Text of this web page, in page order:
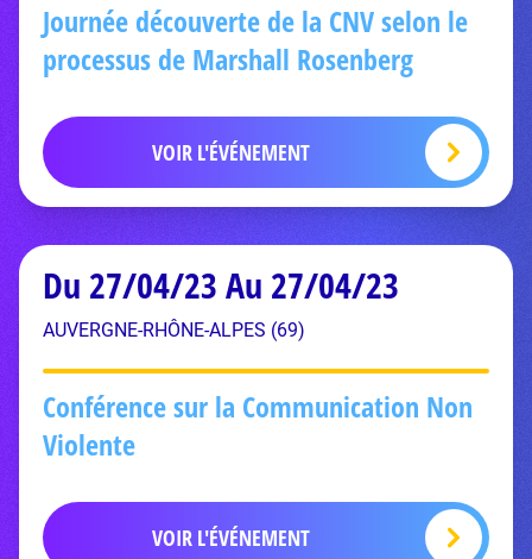
Journée découverte de la CNV selon le
processus de Marshall Rosenberg
VOIR L'ÉVÉNEMENT
Du 27/04/23 Au 27/04/23
AUVERGNE-RHÔNE-ALPES (69)
Conférence sur la Communication Non
Violente
VOIR L'ÉVÉNEMENT